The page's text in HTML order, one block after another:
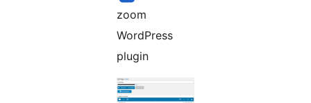
zoom
WordPress
plugin